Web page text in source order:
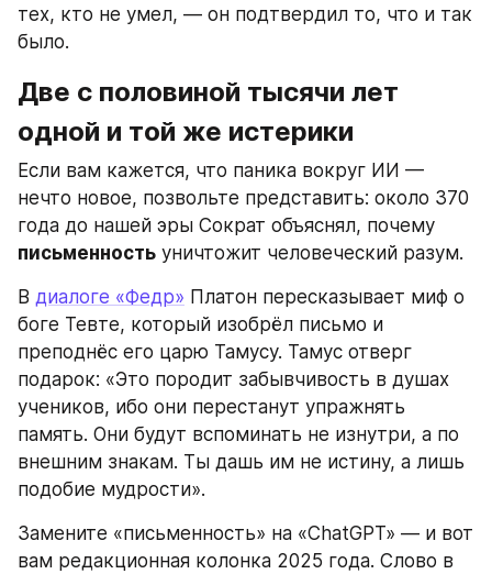
тех, кто не умел, — он подтвердил то, что и так
было.
Две с половиной тысячи лет
одной и той же истерики
Если вам кажется, что паника вокруг ИИ —
нечто новое, позвольте представить: около 370
письменность уничтожит человеческий разум.
В диалоге «Федр» Платон пересказывает миф о
боге Тевте, который изобрёл письмо и
преподнёс его царю Тамусу. Тамус отверг
подарок: «Это породит забывчивость в душах
учеников, ибо они перестанут упражнять
память. Они будут вспоминать не изнутри, а по
внешним знакам. Ты дашь им не истину, а лишь
подобие мудрости».
Замените «письменность» на «ChatGPT» — и вот
вам редакционная колонка 2025 года. Слово в